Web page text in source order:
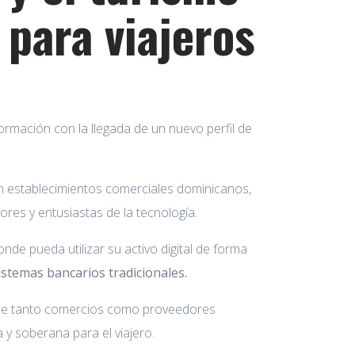
viajeros
con la llegada de un nuevo perfil de
comerciales dominicanos,
y entusiastas de la tecnología.
pueda utilizar su activo digital de forma
bancarios tradicionales.
tanto comercios como proveedores
soberana para el viajero.